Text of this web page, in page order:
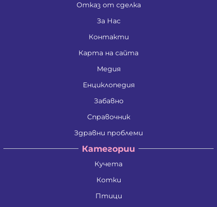
Отказ от сделка
За Нас
Контакти
Карта на сайта
Медия
Енциклопедия
Забавно
Справочник
Здравни проблеми
Категории
Кучета
Котки
Птици